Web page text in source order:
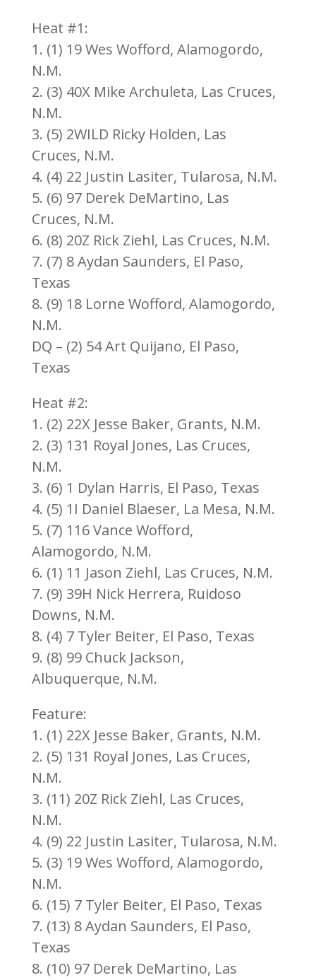
Heat #1:
1. (1) 19 Wes Wofford, Alamogordo,
N.M.
2. (3) 40X Mike Archuleta, Las Cruces,
N.M.
3. (5) 2WILD Ricky Holden, Las
Cruces, N.M.
4. (4) 22 Justin Lasiter, Tularosa, N.M.
5. (6) 97 Derek DeMartino, Las
Cruces, N.M.
6. (8) 20Z Rick Ziehl, Las Cruces, N.M.
7. (7) 8 Aydan Saunders, El Paso,
Texas
8. (9) 18 Lorne Wofford, Alamogordo,
N.M.
DQ – (2) 54 Art Quijano, El Paso,
Texas
Heat #2:
1. (2) 22X Jesse Baker, Grants, N.M.
2. (3) 131 Royal Jones, Las Cruces,
N.M.
3. (6) 1 Dylan Harris, El Paso, Texas
4. (5) 1I Daniel Blaeser, La Mesa, N.M.
5. (7) 116 Vance Wofford,
Alamogordo, N.M.
6. (1) 11 Jason Ziehl, Las Cruces, N.M.
7. (9) 39H Nick Herrera, Ruidoso
Downs, N.M.
8. (4) 7 Tyler Beiter, El Paso, Texas
9. (8) 99 Chuck Jackson,
Albuquerque, N.M.
Feature:
1. (1) 22X Jesse Baker, Grants, N.M.
2. (5) 131 Royal Jones, Las Cruces,
N.M.
3. (11) 20Z Rick Ziehl, Las Cruces,
N.M.
4. (9) 22 Justin Lasiter, Tularosa, N.M.
5. (3) 19 Wes Wofford, Alamogordo,
N.M.
6. (15) 7 Tyler Beiter, El Paso, Texas
7. (13) 8 Aydan Saunders, El Paso,
Texas
8. (10) 97 Derek DeMartino, Las